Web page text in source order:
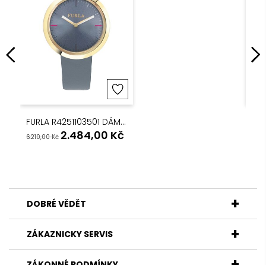
FURLA R4251103501 DÁMSKÉ QUARTZ HODINKY
6.210,00Kč 2.484,00 Kč
DOBRÉ VĚDĚT
ZÁKAZNICKY SERVIS